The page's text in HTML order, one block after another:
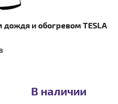
дождя и обогревом TESLA
В наличии